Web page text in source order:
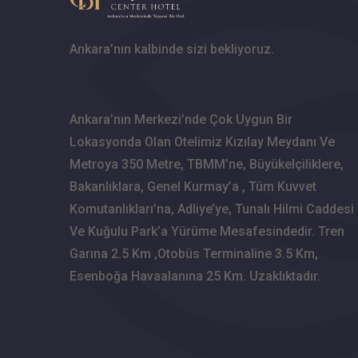
Ankara’nın kalbinde sizi bekliyoruz.
Ankara’nın Merkezi’nde Çok Uygun Bir
Lokasyonda Olan Otelimiz Kızılay Meydanı Ve
Metroya 350 Metre, TBMM’ne, Büyükelçiliklere,
Bakanlıklara, Genel Kurmay’a , Tüm Kuvvet
Komutanlıkları’na, Adliye’ye, Tunalı Hilmi Caddesi
Ve Kuğulu Park’a Yürüme Mesafesindedir. Tren
Garına 2.5 Km ,Otobüs Terminaline 3.5 Km,
Esenboğa Havaalanına 25 Km. Uzaklıktadır.